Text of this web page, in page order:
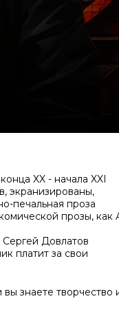
XX - начала XXI
экранизированы,
печальная проза
прозы, как
Довлатов
платит за свои
знаете творчество